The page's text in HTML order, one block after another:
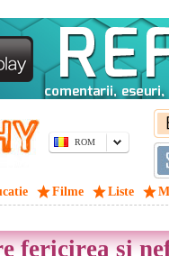
ROM
Filme Liste
fericirea si